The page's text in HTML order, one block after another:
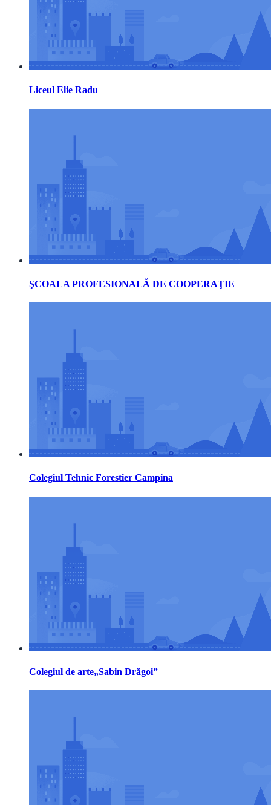
Liceul Elie Radu
ŞCOALA PROFESIONALĂ DE COOPERAŢIE
Colegiul Tehnic Forestier Campina
Colegiul de arte„Sabin Drăgoi”